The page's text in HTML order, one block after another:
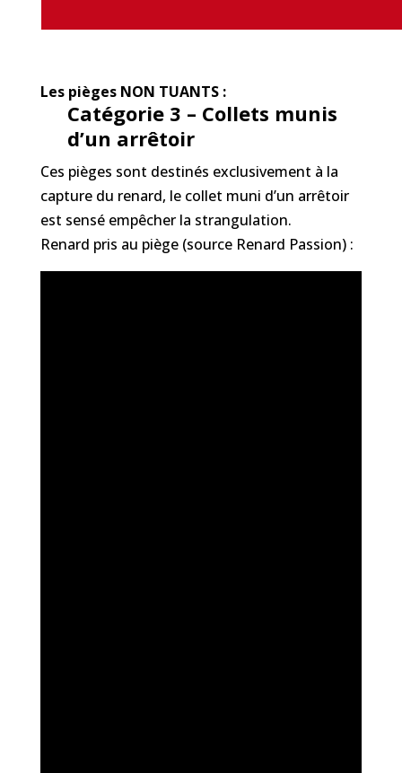
Les pièges NON TUANTS :
Catégorie 3 – Collets munis
d’un arrêtoir
Ces pièges sont destinés exclusivement à la
capture du renard, le collet muni d’un arrêtoir
est sensé empêcher la strangulation.
Renard pris au piège (source Renard Passion) :